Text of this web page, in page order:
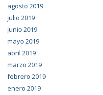
agosto 2019
julio 2019
junio 2019
mayo 2019
abril 2019
marzo 2019
febrero 2019
enero 2019